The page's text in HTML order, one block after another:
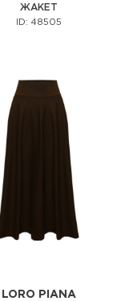
ЖАКЕТ
ID: 48505
LORO PIANA